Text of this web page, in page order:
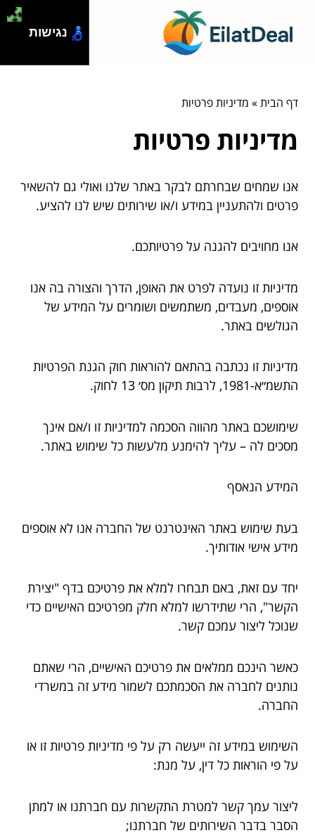
דף הבית» מדיניות פרטיות
מדיניות פרטיות
אנו שמחים שבחרתם לבקר באתר שלנו ואולי גם להשאיר
פרטים ולהתעניין במידע ו/או שירותים שיש לנו להציע.
אנו מחויבים להגנה על פרטיותכם.
מדיניות זו נועדה לפרט את האופן, הדרך והצורה בה אנו
אוספים, מעבדים, משתמשים ושומרים על המידע של
הגולשים באתר.
מדיניות זו נכתבה בהתאם להוראות חוק הגנת הפרטיות
התשמ״א-1981, לרבות תיקון מס׳ 13 לחוק.
שימושכם באתר מהווה הסכמה למדיניות זו ו/אם אינך
מסכים לה – עליך להימנע מלעשות כל שימוש באתר.
המידע הנאסף
בעת שימוש באתר האינטרנט של החברה אנו לא אוספים
מידע אישי אודותיך.
יחד עם זאת, באם תבחרו למלא את פרטיכם בדף "יצירת
הקשר", הרי שתידרשו למלא חלק מפרטיכם האישיים כדי
שנוכל ליצור עמכם קשר.
כאשר הינכם ממלאים את פרטיכם האישיים, הרי שאתם
נותנים לחברה את הסכמתכם לשמור מידע זה במשרדי
החברה.
השימוש במידע זה ייעשה רק על פי מדיניות פרטיות זו או
על פי הוראות כל דין, על מנת:
ליצור עמך קשר למטרת התקשרות עם חברתנו או למתן
הסבר בדבר השירותים של חברתנו;
נגישות